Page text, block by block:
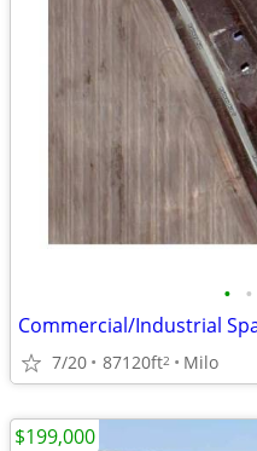
• •
7/20 87120ft2 Milo
$199,000